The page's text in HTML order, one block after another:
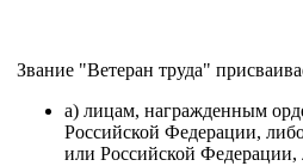
Звание "Ветеран труда"
а) лицам, награжденным
Российской Федерации,
или Российской